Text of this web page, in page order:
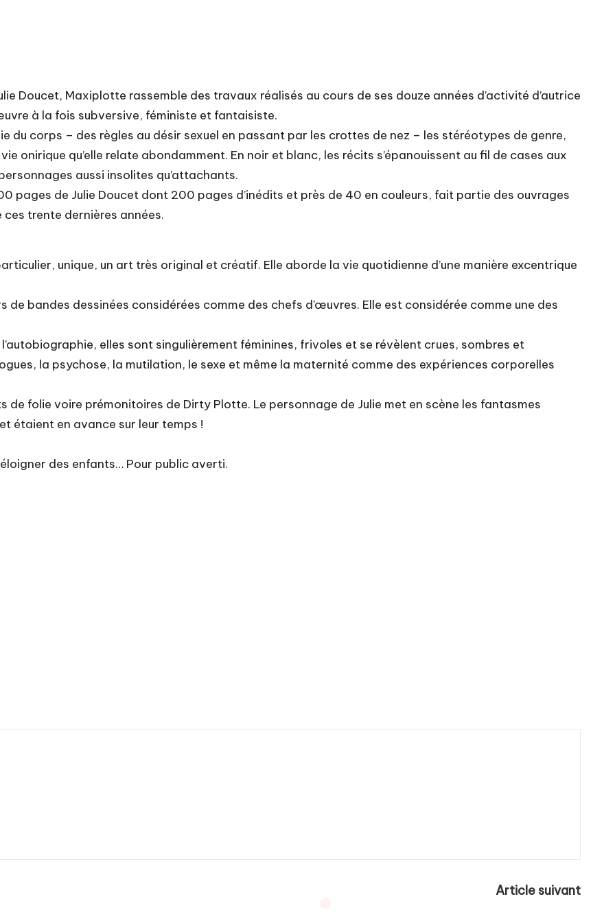
Doucet, Maxiplotte rassemble des travaux réalisés au cours de ses douze années d’activité d’autrice
à la fois subversive, féministe et fantaisiste.
du corps – des règles au désir sexuel en passant par les crottes de nez – les stéréotypes de genre,
onirique qu’elle relate abondamment. En noir et blanc, les récits s’épanouissent au fil de cases aux
aussi insolites qu’attachants.
de Julie Doucet dont 200 pages d’inédits et près de 40 en couleurs, fait partie des ouvrages
trente dernières années.
unique, un art très original et créatif. Elle aborde la vie quotidienne d’une manière excentrique
de bandes dessinées considérées comme des chefs d’œuvres. Elle est considérée comme une des
elles sont singulièrement féminines, frivoles et se révèlent crues, sombres et
la psychose, la mutilation, le sexe et même la maternité comme des expériences corporelles
de folie voire prémonitoires de Dirty Plotte. Le personnage de Julie met en scène les fantasmes
étaient en avance sur leur temps !
des enfants… Pour public averti.
Article suivant